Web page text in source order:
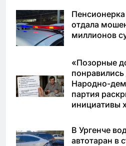
отдала
миллионов
«Позорные
Народно-
партия
инициативы
В Ургенче
автотаран в